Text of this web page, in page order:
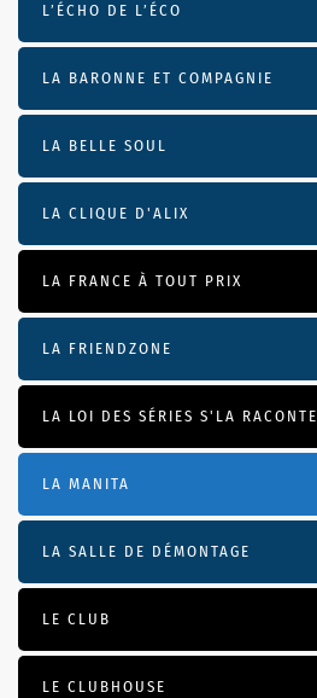
L’ÉCHO DE L’ÉCO
LA BARONNE ET COMPAGNIE
LA BELLE SOUL
LA CLIQUE D'ALIX
LA FRANCE À TOUT PRIX
LA FRIENDZONE
LA LOI DES SÉRIES S'LA RACONTE
LA MANITA
LA SALLE DE DÉMONTAGE
LE CLUB
LE CLUBHOUSE